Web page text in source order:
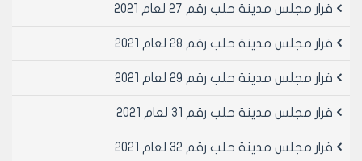
قرار مجلس مدينة حلب رقم 27 لعام 2021
قرار مجلس مدينة حلب رقم 28 لعام 2021
قرار مجلس مدينة حلب رقم 29 لعام 2021
قرار مجلس مدينة حلب رقم 31 لعام 2021
قرار مجلس مدينة حلب رقم 32 لعام 2021